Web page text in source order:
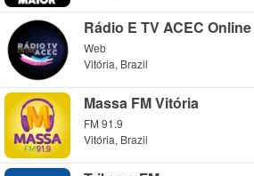
Rádio E TV ACEC Online
Web
Vitória, Brazil
Massa FM Vitória
FM 91.9
Vitória, Brazil